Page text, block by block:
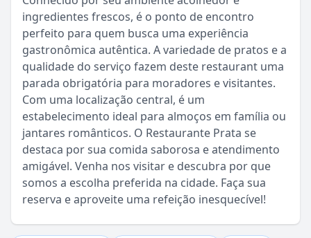
ingredientes frescos, é o ponto de encontro
perfeito para quem busca uma experiência
gastronômica autêntica. A variedade de pratos e a
qualidade do serviço fazem deste restaurant uma
parada obrigatória para moradores e visitantes.
Com uma localização central, é um
estabelecimento ideal para almoços em família ou
jantares românticos. O Restaurante Prata se
destaca por sua comida saborosa e atendimento
amigável. Venha nos visitar e descubra por que
somos a escolha preferida na cidade. Faça sua
reserva e aproveite uma refeição inesquecível!
Sou Turista em Águas da Prata
Sou Morador